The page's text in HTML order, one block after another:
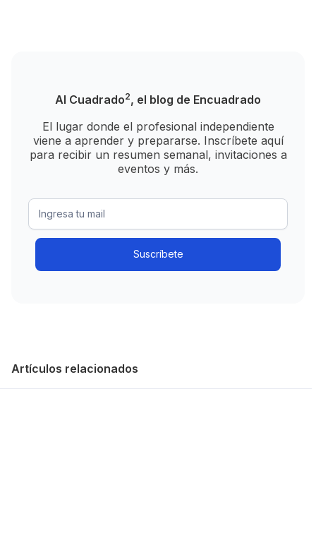
Al Cuadrado2, el blog de Encuadrado
El lugar donde el profesional independiente
viene a aprender y prepararse. Inscríbete aquí
para recibir un resumen semanal, invitaciones a
eventos y más.
Artículos relacionados